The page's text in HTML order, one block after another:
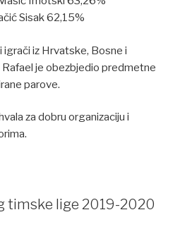
Sisak 62,15%
iz Hrvatske, Bosne i
je obezbjedio predmetne
parove.
za dobru organizaciju i
timske lige 2019-2020